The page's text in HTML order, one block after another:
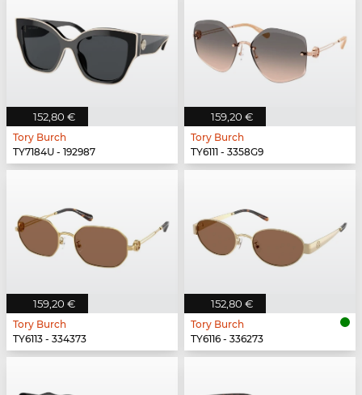
152,80 €
Tory Burch
TY7184U - 192987
159,20 €
Tory Burch
TY6111 - 3358G9
159,20 €
Tory Burch
TY6113 - 334373
152,80 €
Tory Burch
TY6116 - 336273